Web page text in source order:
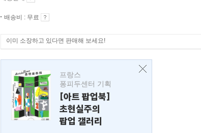
배송비 : 무료
이미 소장하고 있다면 판매해 보세요!
프랑스
퐁피두센터 기획
[아트 팝업북]
초현실주의
팝업 갤러리